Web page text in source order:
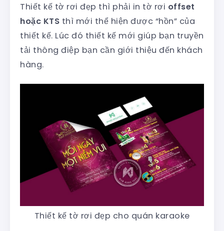
Thiết kế tờ rơi đẹp thì phải in tờ rơi offset
hoặc KTS thì mới thể hiện được “hồn” của
thiết kế. Lúc đó thiết kế mới giúp bạn truyền
tải thông điệp bạn cần giới thiệu đến khách
hàng.
Thiết kế tờ rơi đẹp cho quán karaoke